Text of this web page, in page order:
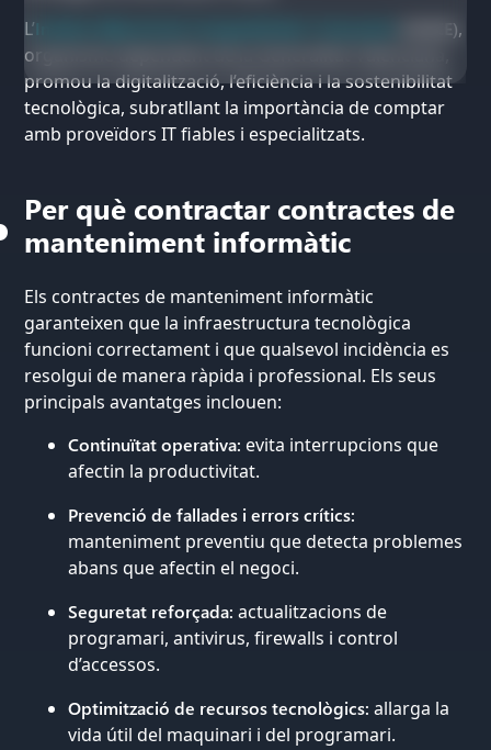
L’
(IVACE),
organisme dependent de la Generalitat Valenciana,
promou la digitalització, l’eficiència i la sostenibilitat
tecnològica, subratllant la importància de comptar
amb proveïdors IT fiables i especialitzats.
Per què contractar contractes de
manteniment informàtic
Els contractes de manteniment informàtic
garanteixen que la infraestructura tecnològica
funcioni correctament i que qualsevol incidència es
resolgui de manera ràpida i professional. Els seus
principals avantatges inclouen:
Continuïtat operativa: evita interrupcions que
afectin la productivitat.
Prevenció de fallades i errors crítics:
manteniment preventiu que detecta problemes
abans que afectin el negoci.
Seguretat reforçada: actualitzacions de
programari, antivirus, firewalls i control
d’accessos.
Optimització de recursos tecnològics: allarga la
vida útil del maquinari i del programari.